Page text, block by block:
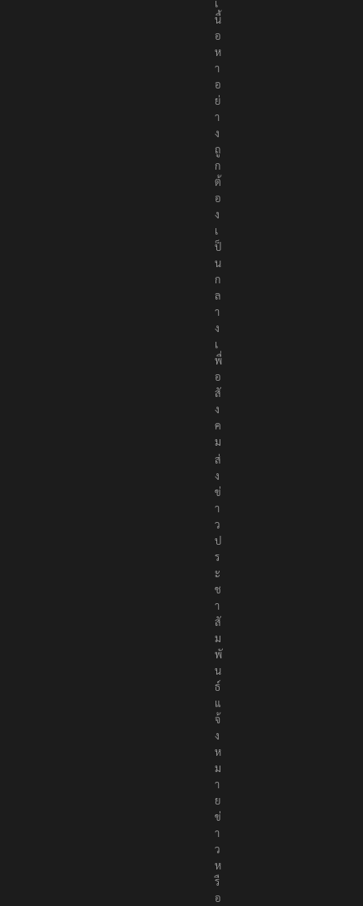
เ
นื้
อ
ห
า
อ
ย่
า
ง
ถู
ก
ต้
อ
ง
เ
ป็
น
ก
ล
า
ง
เ
พื่
อ
สั
ง
ค
ม
ส่
ง
ข่
า
ว
ป
ร
ะ
ช
า
สั
ม
พั
น
ธ์
แ
จ้
ง
ห
ม
า
ย
ข่
า
ว
ห
รื
อ